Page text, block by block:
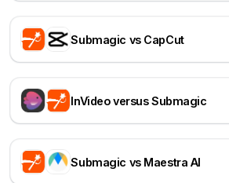
Submagic vs CapCut
InVideo versus Submagic
Submagic vs Maestra AI